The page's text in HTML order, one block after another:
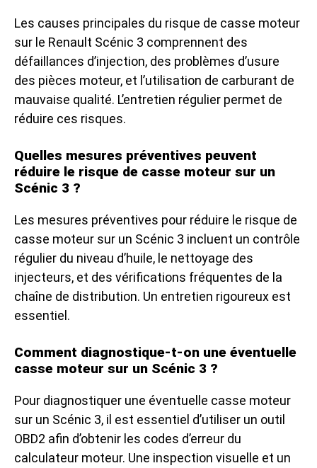
Les causes principales du risque de casse moteur
sur le Renault Scénic 3 comprennent des
défaillances d’injection, des problèmes d’usure
des pièces moteur, et l’utilisation de carburant de
mauvaise qualité. L’entretien régulier permet de
réduire ces risques.
Quelles mesures préventives peuvent
réduire le risque de casse moteur sur un
Scénic 3 ?
Les mesures préventives pour réduire le risque de
casse moteur sur un Scénic 3 incluent un contrôle
régulier du niveau d’huile, le nettoyage des
injecteurs, et des vérifications fréquentes de la
chaîne de distribution. Un entretien rigoureux est
essentiel.
Comment diagnostique-t-on une éventuelle
casse moteur sur un Scénic 3 ?
Pour diagnostiquer une éventuelle casse moteur
sur un Scénic 3, il est essentiel d’utiliser un outil
OBD2 afin d’obtenir les codes d’erreur du
calculateur moteur. Une inspection visuelle et un